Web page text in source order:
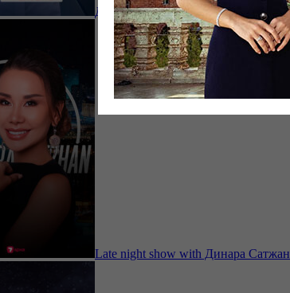
Доктор Тажина
Late night show with Динара Сатжан